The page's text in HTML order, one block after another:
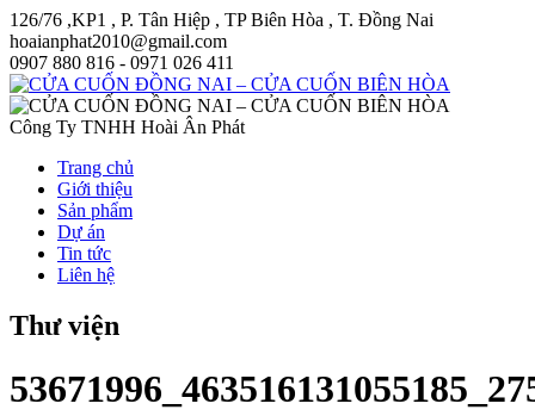
126/76 ,KP1 , P. Tân Hiệp , TP Biên Hòa , T. Đồng Nai
hoaianphat2010@gmail.com
0907 880 816 - 0971 026 411
Công Ty TNHH Hoài Ân Phát
Trang chủ
Giới thiệu
Sản phẩm
Dự án
Tin tức
Liên hệ
Thư viện